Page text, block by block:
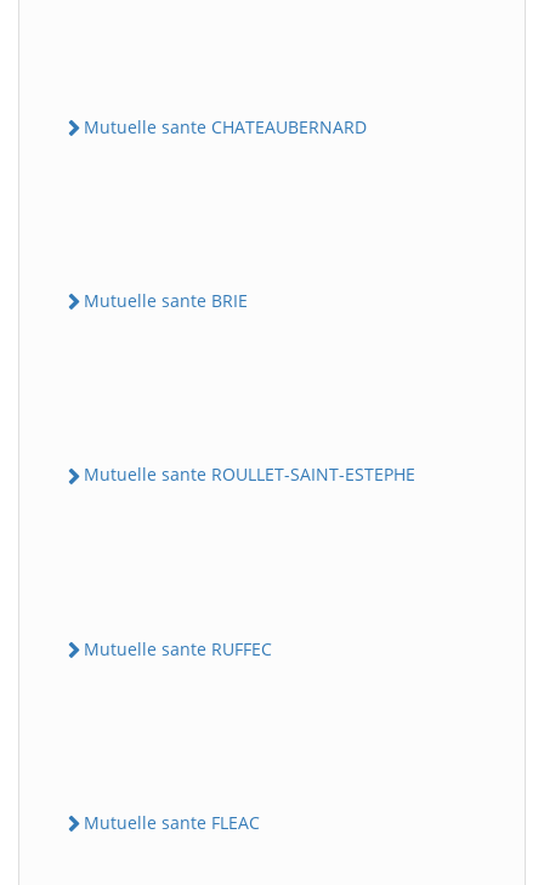
Mutuelle sante CHATEAUBERNARD
Mutuelle sante BRIE
Mutuelle sante ROULLET-SAINT-ESTEPHE
Mutuelle sante RUFFEC
Mutuelle sante FLEAC